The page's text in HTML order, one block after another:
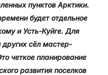
пунктов Арктики.
будет отдельное
и Усть-Куйге. Для
сёл мастер-
четкое планирование
развития поселков